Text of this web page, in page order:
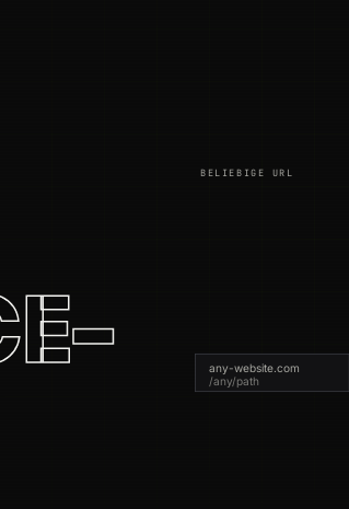
BELIEBIGE URL
any-website.com
/any/path